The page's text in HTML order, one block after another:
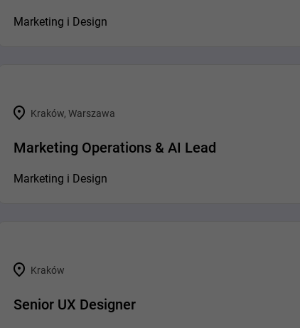
Marketing i Design
Kraków, Warszawa
Marketing Operations & AI Lead
Marketing i Design
Kraków
Senior UX Designer